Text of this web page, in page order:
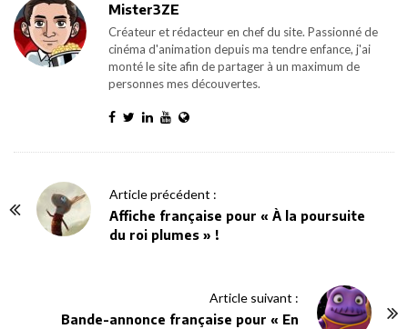
Mister3ZE
Créateur et rédacteur en chef du site. Passionné de
cinéma d'animation depuis ma tendre enfance, j'ai
monté le site afin de partager à un maximum de
personnes mes découvertes.
Article précédent :
Affiche française pour « À la poursuite
du roi plumes » !
Article suivant :
Bande-annonce française pour « En